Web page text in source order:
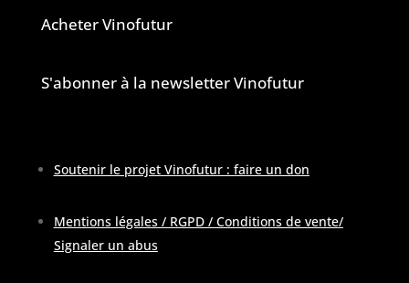
Acheter Vinofutur
S'abonner à la newsletter Vinofutur
Soutenir le projet Vinofutur : faire un don
Mentions légales / RGPD / Conditions de vente/
Signaler un abus